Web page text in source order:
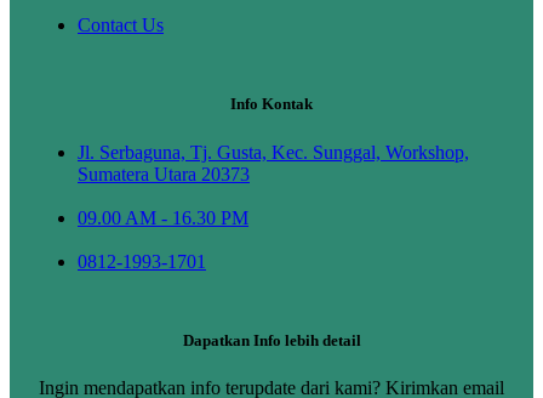
Contact Us
Info Kontak
Jl. Serbaguna, Tj. Gusta, Kec. Sunggal, Workshop,
Sumatera Utara 20373
09.00 AM - 16.30 PM
0812-1993-1701
Dapatkan Info lebih detail
Ingin mendapatkan info terupdate dari kami? Kirimkan email